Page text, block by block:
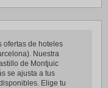
ofertas de hoteles
Nuestra
de Montjuic
se ajusta a tus
Elige tu